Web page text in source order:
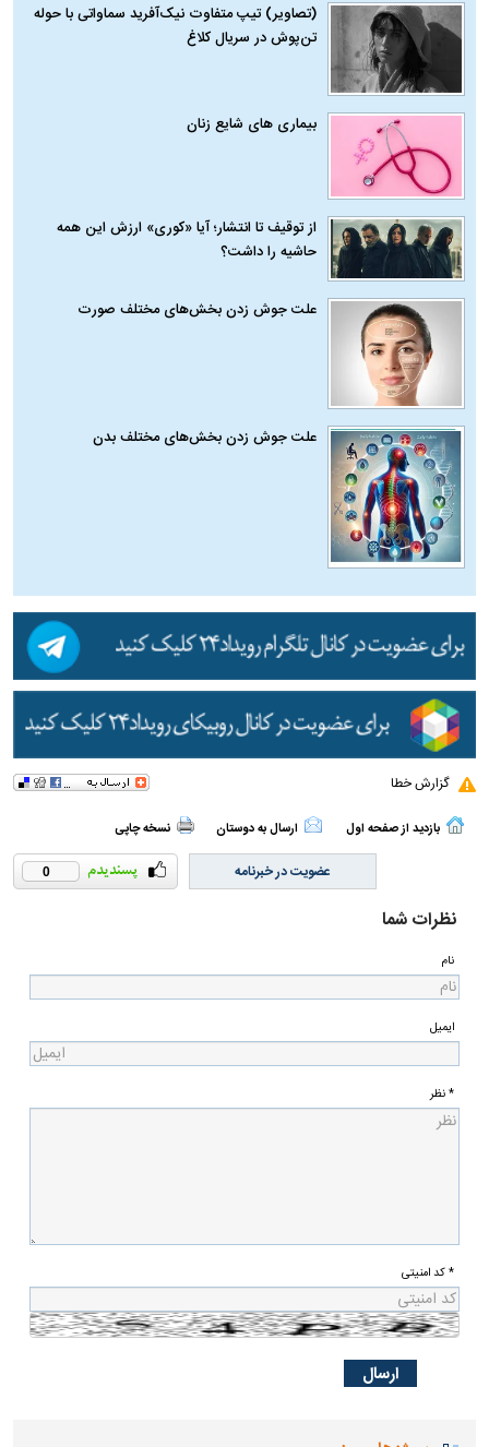
(تصاویر) تیپ متفاوت نیک‌آفرید سماواتی با حوله
تن‌پوش در سریال کلاغ
بیماری‌ های شایع زنان
از توقیف تا انتشار؛ آیا «کوری» ارزش این همه
حاشیه را داشت؟
علت جوش زدن بخش‌های مختلف صورت
علت جوش زدن بخش‌های مختلف بدن
گزارش خطا
بازدید از صفحه اول ارسال به دوستان نسخه چاپی
0 عضویت در خبرنامه
نظرات شما
نام
ایمیل
* نظر
* کد امنیتی